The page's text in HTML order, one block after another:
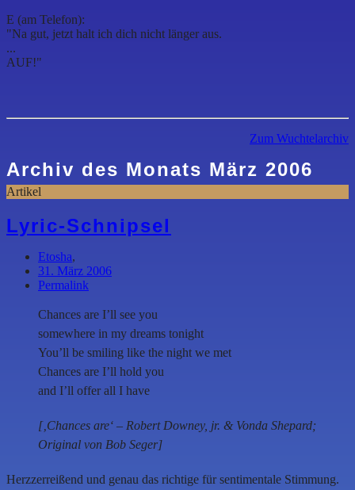
E (am Telefon):
"Na gut, jetzt halt ich dich nicht länger aus.
...
AUF!"
Zum Wuchtelarchiv
Archiv des Monats März 2006
Artikel
Lyric-Schnipsel
Etosha,
31. März 2006
Permalink
Chances are I’ll see you
somewhere in my dreams tonight
You’ll be smiling like the night we met
Chances are I’ll hold you
and I’ll offer all I have
[‚Chances are‘ – Robert Downey, jr. & Vonda Shepard;
Original von Bob Seger]
Herzzerreißend und genau das richtige für sentimentale Stimmung.